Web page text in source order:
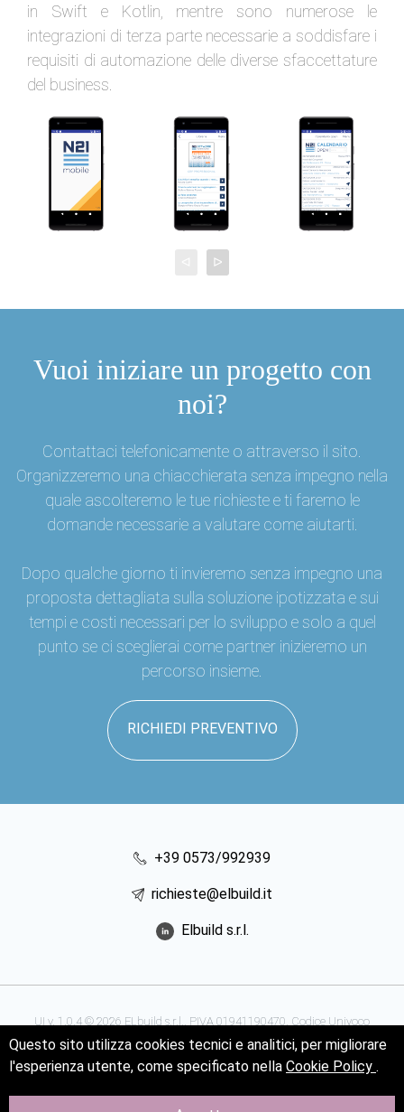
in Swift e Kotlin, mentre sono numerose le
integrazioni di terza parte necessarie a soddisfare i
requisiti di automazione delle diverse sfaccettature
del business.
ᐅ
Vuoi iniziare un progetto con
noi?
Contattaci telefonicamente o attraverso il sito.
Organizzeremo una chiacchierata senza impegno nella
quale ascolteremo le tue richieste e ti faremo le
domande necessarie a valutare come aiutarti.
Dopo qualche giorno ti invieremo senza impegno una
proposta dettagliata sulla soluzione ipotizzata e sui
tempi e costi necessari per lo sviluppo e solo a quel
punto se ci sceglierai come partner inizieremo un
percorso insieme.
RICHIEDI PREVENTIVO
+39 0573/992939
richieste@elbuild.it
Elbuild s.r.l.
UI v. 1.0.4 © 2026 ELbuild s.r.l.. PIVA 01941190470. Codice Univoco
SUBM70N. P.zza Monteoliveto 6A 51100 Pistoia Tel.+39 0573/992939
Privacy Cookie Policy
Questo sito utilizza cookies tecnici e analitici, per migliorare
l'esperienza utente, come specificato nella Cookie Policy .